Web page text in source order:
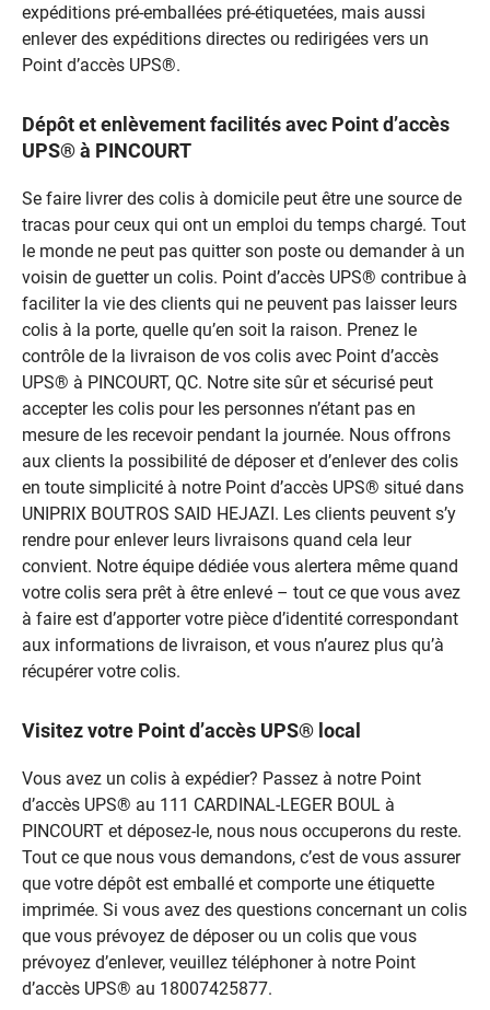
expéditions pré-emballées pré-étiquetées, mais aussi
enlever des expéditions directes ou redirigées vers un
Point d’accès UPS®.
Dépôt et enlèvement facilités avec Point d’accès
UPS® à PINCOURT
Se faire livrer des colis à domicile peut être une source de
tracas pour ceux qui ont un emploi du temps chargé. Tout
le monde ne peut pas quitter son poste ou demander à un
voisin de guetter un colis. Point d’accès UPS® contribue à
faciliter la vie des clients qui ne peuvent pas laisser leurs
colis à la porte, quelle qu’en soit la raison. Prenez le
contrôle de la livraison de vos colis avec Point d’accès
UPS® à PINCOURT, QC. Notre site sûr et sécurisé peut
accepter les colis pour les personnes n’étant pas en
mesure de les recevoir pendant la journée. Nous offrons
aux clients la possibilité de déposer et d’enlever des colis
en toute simplicité à notre Point d’accès UPS® situé dans
UNIPRIX BOUTROS SAID HEJAZI. Les clients peuvent s’y
rendre pour enlever leurs livraisons quand cela leur
convient. Notre équipe dédiée vous alertera même quand
votre colis sera prêt à être enlevé – tout ce que vous avez
à faire est d’apporter votre pièce d’identité correspondant
aux informations de livraison, et vous n’aurez plus qu’à
récupérer votre colis.
Visitez votre Point d’accès UPS® local
Vous avez un colis à expédier? Passez à notre Point
d’accès UPS® au 111 CARDINAL-LEGER BOUL à
PINCOURT et déposez-le, nous nous occuperons du reste.
Tout ce que nous vous demandons, c’est de vous assurer
que votre dépôt est emballé et comporte une étiquette
imprimée. Si vous avez des questions concernant un colis
que vous prévoyez de déposer ou un colis que vous
prévoyez d’enlever, veuillez téléphoner à notre Point
d’accès UPS® au 18007425877.